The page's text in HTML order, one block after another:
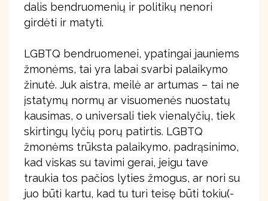
dalis bendruomenių ir politikų nenori
girdėti ir matyti.
LGBTQ bendruomenei, ypatingai jauniems
žmonėms, tai yra labai svarbi palaikymo
žinutė. Juk aistra, meilė ar artumas – tai ne
įstatymų normų ar visuomenės nuostatų
kausimas, o universali tiek vienalyčių, tiek
skirtingų lyčių porų patirtis. LGBTQ
žmonėms trūksta palaikymo, padrąsinimo,
kad viskas su tavimi gerai, jeigu tave
traukia tos pačios lyties žmogus, ar nori su
juo būti kartu, kad tu turi teisę būti tokiu(-